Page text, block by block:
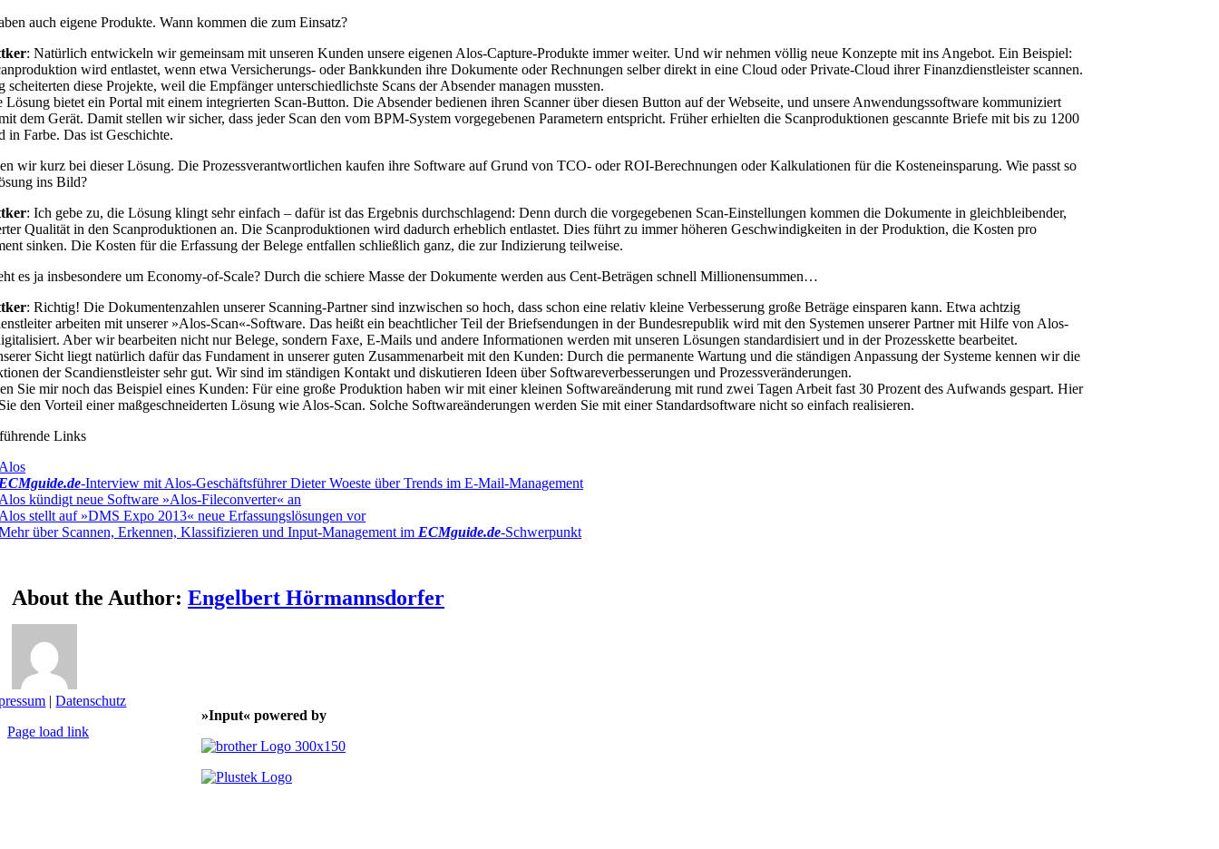
auch eigene Produkte. Wann kommen die zum Einsatz?
: Natürlich entwickeln wir gemeinsam mit unseren Kunden unsere eigenen Alos-Capture-Produkte immer weiter. Und wir nehmen völlig neue Konzepte mit ins Angebot. Ein Beispiel:
wird entlastet, wenn etwa Versicherungs- oder Bankkunden ihre Dokumente oder Rechnungen selber direkt in eine Cloud oder Private-Cloud ihrer Finanzdienstleister scannen.
scheiterten diese Projekte, weil die Empfänger unterschiedlichste Scans der Absender managen mussten.
Lösung bietet ein Portal mit einem integrierten Scan-Button. Die Absender bedienen ihren Scanner über diesen Button auf der Webseite, und unsere Anwendungssoftware kommuniziert
dem Gerät. Damit stellen wir sicher, dass jeder Scan den vom BPM-System vorgegebenen Parametern entspricht. Früher erhielten die Scanproduktionen gescannte Briefe mit bis zu 1200
in Farbe. Das ist Geschichte.
wir kurz bei dieser Lösung. Die Prozessverantwortlichen kaufen ihre Software auf Grund von TCO- oder ROI-Berechnungen oder Kalkulationen für die Kosteneinsparung. Wie passt so
ins Bild?
: Ich gebe zu, die Lösung klingt sehr einfach – dafür ist das Ergebnis durchschlagend: Denn durch die vorgegebenen Scan-Einstellungen kommen die Dokumente in gleichbleibender,
Qualität in den Scanproduktionen an. Die Scanproduktionen wird dadurch erheblich entlastet. Dies führt zu immer höheren Geschwindigkeiten in der Produktion, die Kosten pro
sinken. Die Kosten für die Erfassung der Belege entfallen schließlich ganz, die zur Indizierung teilweise.
es ja insbesondere um Economy-of-Scale? Durch die schiere Masse der Dokumente werden aus Cent-Beträgen schnell Millionensummen…
: Richtig! Die Dokumentenzahlen unserer Scanning-Partner sind inzwischen so hoch, dass schon eine relativ kleine Verbesserung große Beträge einsparen kann. Etwa achtzig
arbeiten mit unserer »Alos-Scan«-Software. Das heißt ein beachtlicher Teil der Briefsendungen in der Bundesrepublik wird mit den Systemen unserer Partner mit Hilfe von Alos-
Aber wir bearbeiten nicht nur Belege, sondern Faxe, E-Mails und andere Informationen werden mit unseren Lösungen standardisiert und in der Prozesskette bearbeitet.
Sicht liegt natürlich dafür das Fundament in unserer guten Zusammenarbeit mit den Kunden: Durch die permanente Wartung und die ständigen Anpassung der Systeme kennen wir die
der Scandienstleister sehr gut. Wir sind im ständigen Kontakt und diskutieren Ideen über Softwareverbesserungen und Prozessveränderungen.
Sie mir noch das Beispiel eines Kunden: Für eine große Produktion haben wir mit einer kleinen Softwareänderung mit rund zwei Tagen Arbeit fast 30 Prozent des Aufwands gespart. Hier
den Vorteil einer maßgeschneiderten Lösung wie Alos-Scan. Solche Softwareänderungen werden Sie mit einer Standardsoftware nicht so einfach realisieren.
Links
-Interview mit Alos-Geschäftsführer Dieter Woeste über Trends im E-Mail-Management
kündigt neue Software »Alos-Fileconverter« an
stellt auf »DMS Expo 2013« neue Erfassungslösungen vor
über Scannen, Erkennen, Klassifizieren und Input-Management im ECMguide.de-Schwerpunkt
About the Author:Engelbert Hörmannsdorfer
»Input« powered by
|Datenschutz
Page load link